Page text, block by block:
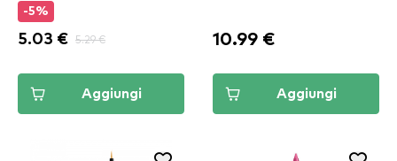
-5%
5.03 € 5.29 €
Aggiungi
10.99 €
Aggiungi